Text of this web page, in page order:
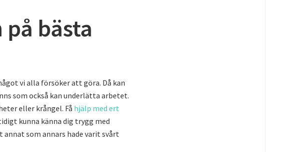
på bästa
vi alla försöker att göra. Då kan
som också kan underlätta arbetet.
eller krångel. Få hjälp med ert
kunna känna dig trygg med
som annars hade varit svårt